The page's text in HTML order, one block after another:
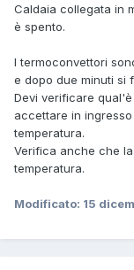
Caldaia collegata in
è spento.
I termoconvettori
e dopo due minuti si
Devi verificare
accettare in
temperatura.
Verifica anche che
temperatura.
Modificato: 15